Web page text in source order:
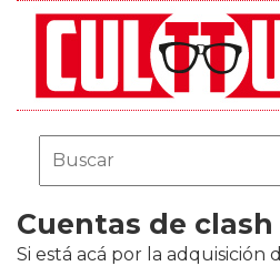
Cuentas de
Si está acá por la adquisición